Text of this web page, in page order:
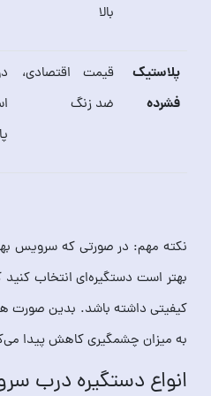
بالا
پلاستیک
فشرده
قیمت اقتصادی،
ضد زنگ
نکته مهم: در صورتی که سرویس
بهتر است دستگیره‌ای انتخاب
کیفیتی داشته باشد. بدین صورت
به میزان چشمگیری کاهش پیدا
انواع دستگیره درب